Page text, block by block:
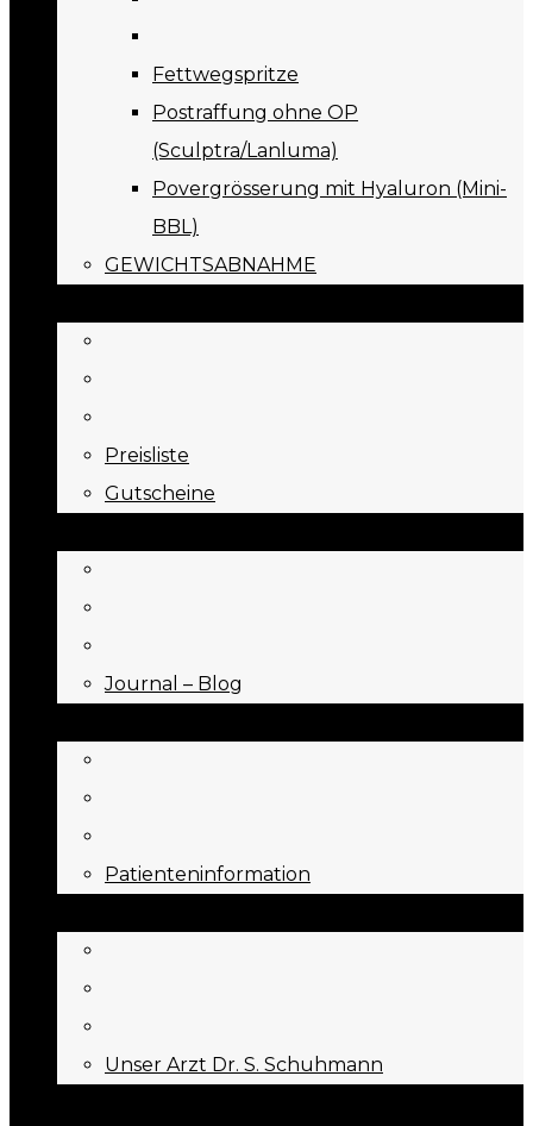
Fettwegspritze
Postraffung ohne OP
(Sculptra/Lanluma)
Povergrösserung mit Hyaluron (Mini-
BBL)
GEWICHTSABNAHME
Preisliste
Gutscheine
Journal – Blog
Patienteninformation
Unser Arzt Dr. S. Schuhmann